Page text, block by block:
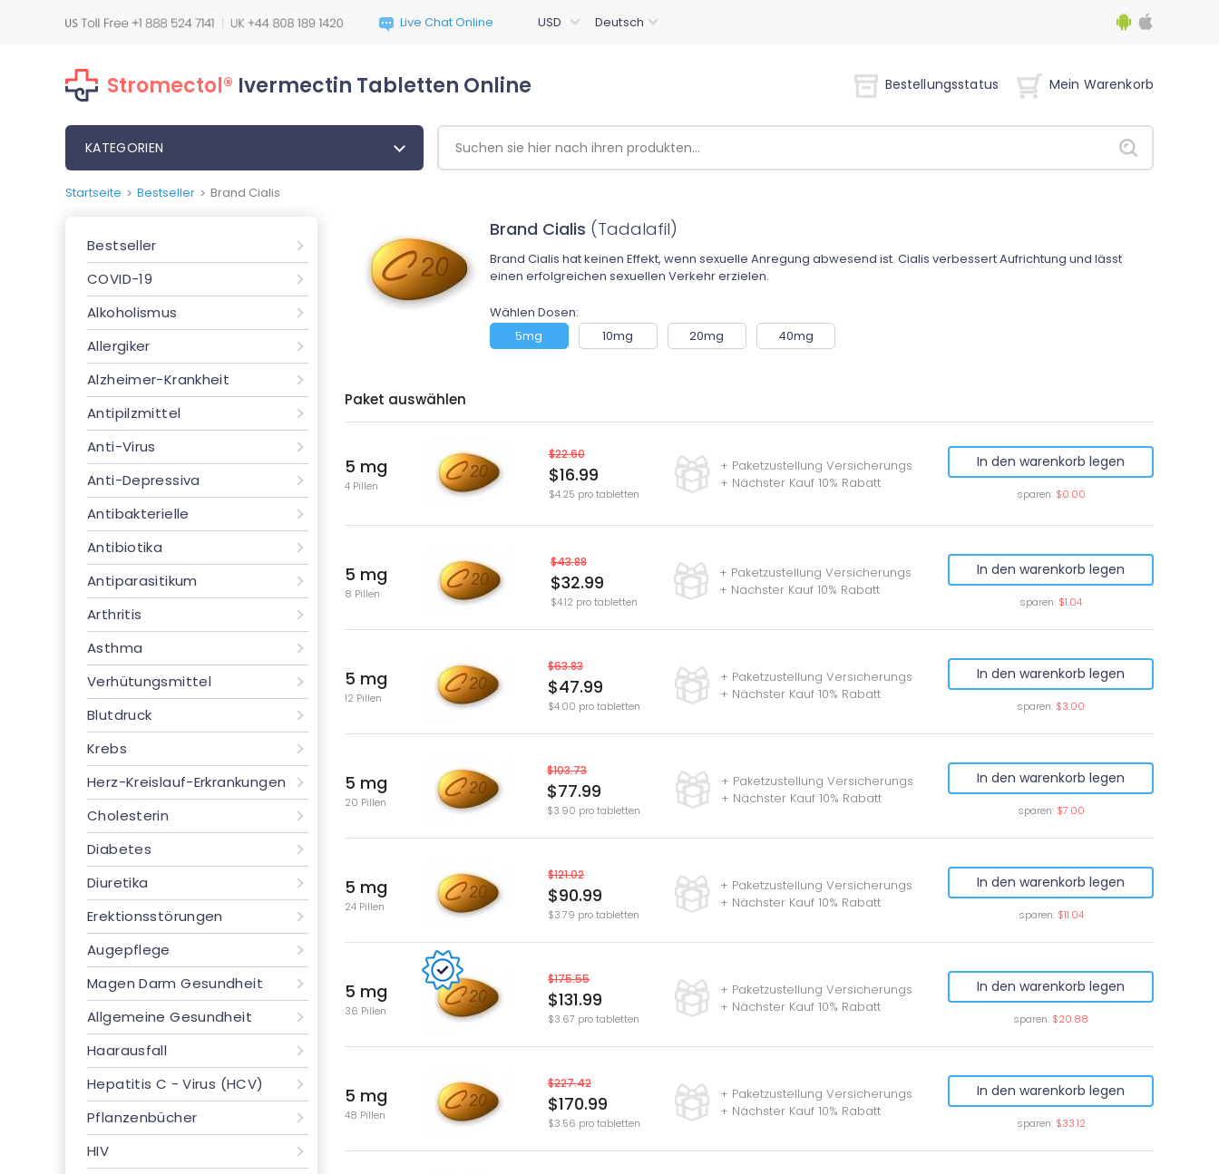
Stromectol® Ivermectin Tabletten Online Bestellungsstatus Mein Warenkorb
KATEGORIEN
Startseite > Bestseller > Brand Cialis
Bestseller
COVID-19
Alkoholismus
Allergiker
Alzheimer-Krankheit
Antipilzmittel
Anti-Virus
Anti-Depressiva
Antibakterielle
Antibiotika
Antiparasitikum
Arthritis
Asthma
Verhütungsmittel
Blutdruck
Krebs
Herz-Kreislauf-Erkrankungen
Cholesterin
Diabetes
Diuretika
Erektionsstörungen
Augepflege
Magen Darm Gesundheit
Allgemeine Gesundheit
Haarausfall
Hepatitis C - Virus (HCV)
Pflanzenbücher
HIV
Brand Cialis (Tadalafil)
Brand Cialis hat keinen Effekt, wenn sexuelle Anregung abwesend ist. Cialis verbessert Aufrichtung und lässt
einen erfolgreichen sexuellen Verkehr erzielen.
Wählen Dosen:
5mg
10mg 20mg 40mg
Paket auswählen
5 mg
4 Pillen
+ Paketzustellung Versicherungs
+ Nächster Kauf 10% Rabatt
$22.60
$16.99
$4.25 pro tabletten
In den warenkorb legen
sparen: $0.00
5 mg
8 Pillen
+ Paketzustellung Versicherungs
+ Nächster Kauf 10% Rabatt
$43.88
$32.99
$4.12 pro tabletten
In den warenkorb legen
sparen: $1.04
5 mg
12 Pillen
+ Paketzustellung Versicherungs
+ Nächster Kauf 10% Rabatt
$63.83
$47.99
$4.00 pro tabletten
In den warenkorb legen
sparen: $3.00
5 mg
20 Pillen
+ Paketzustellung Versicherungs
+ Nächster Kauf 10% Rabatt
$103.73
$77.99
$3.90 pro tabletten
In den warenkorb legen
sparen: $7.00
5 mg
24 Pillen
+ Paketzustellung Versicherungs
+ Nächster Kauf 10% Rabatt
$121.02
$90.99
$3.79 pro tabletten
In den warenkorb legen
sparen: $11.04
5 mg
36 Pillen
+ Paketzustellung Versicherungs
+ Nächster Kauf 10% Rabatt
$175.55
$131.99
$3.67 pro tabletten
In den warenkorb legen
sparen: $20.88
5 mg
48 Pillen
+ Paketzustellung Versicherungs
+ Nächster Kauf 10% Rabatt
$227.42
$170.99
$3.56 pro tabletten
In den warenkorb legen
sparen: $33.12